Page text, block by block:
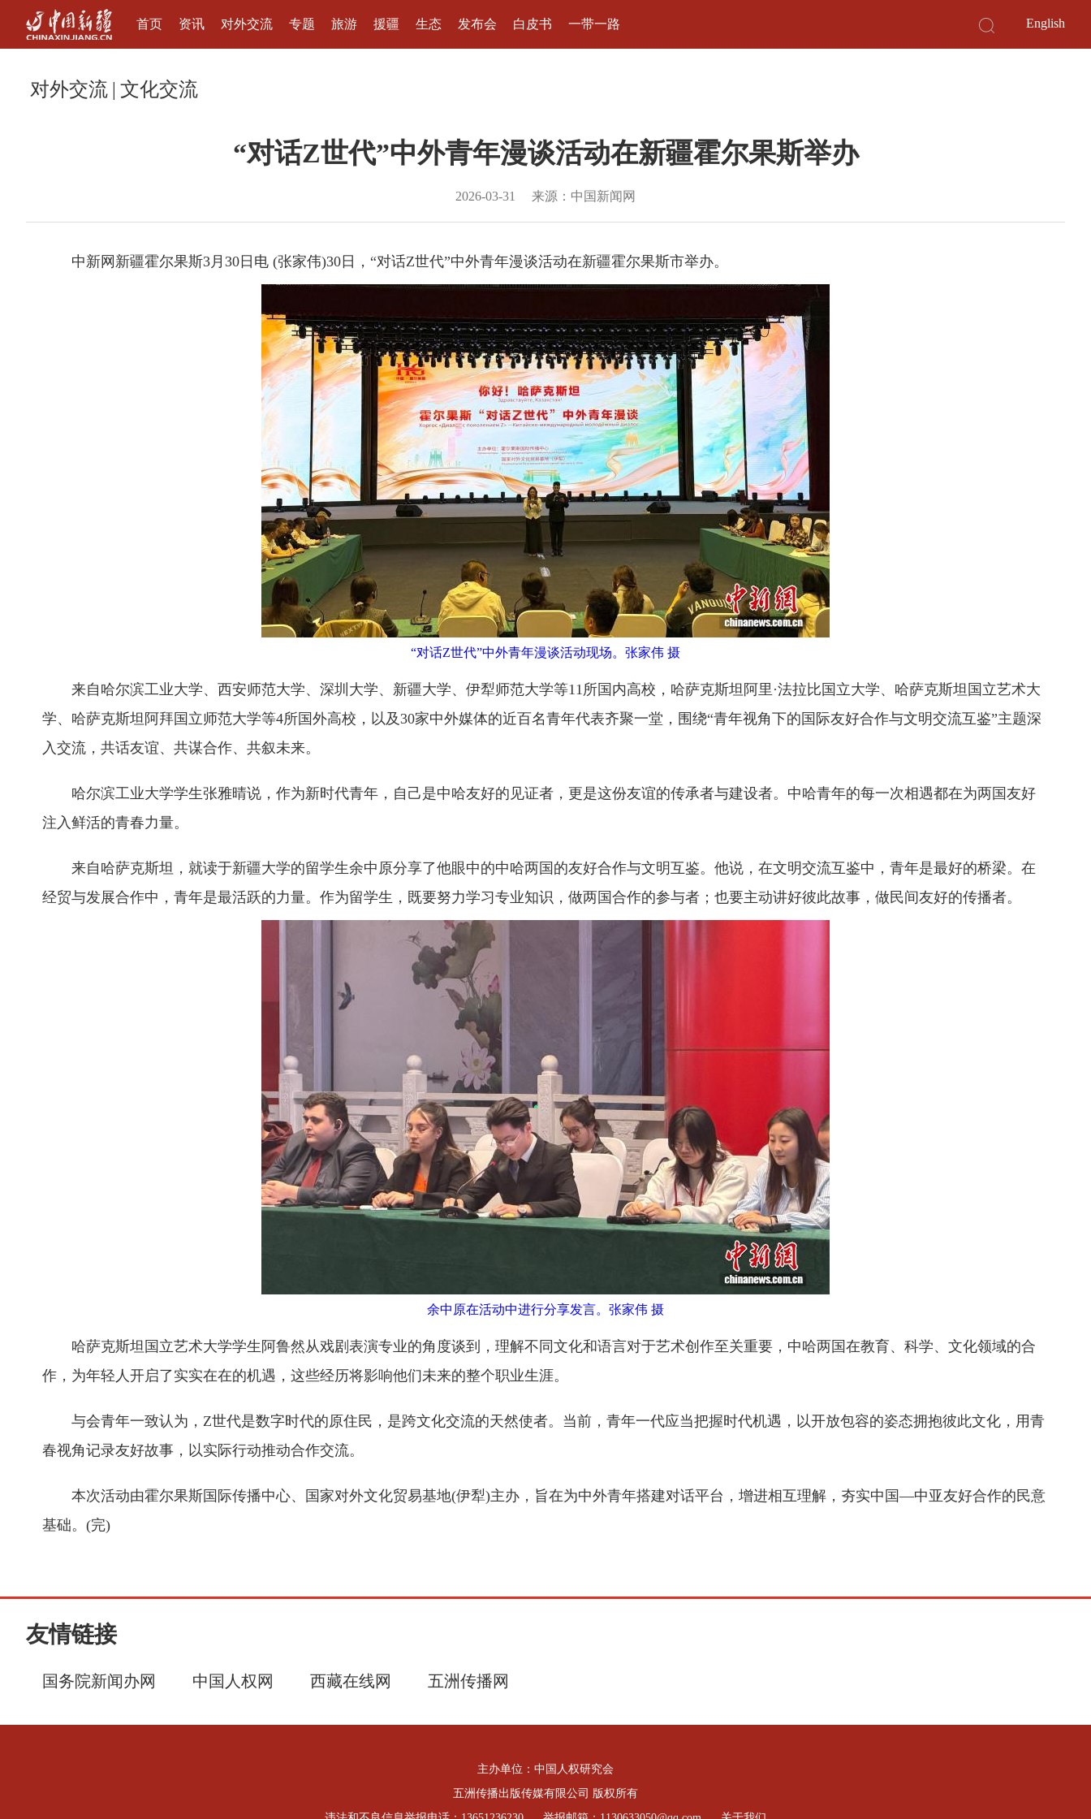
首页 资讯 对外交流 专题 旅游 援疆 生态 发布会 白皮书 一带一路 English
对外交流 | 文化交流
“对话Z世代”中外青年漫谈活动在新疆霍尔果斯举办
2026-03-31 来源：中国新闻网
中新网新疆霍尔果斯3月30日电 (张家伟)30日，“对话Z世代”中外青年漫谈活动在新疆霍尔果斯市举办。
“对话Z世代”中外青年漫谈活动现场。张家伟 摄
来自哈尔滨工业大学、西安师范大学、深圳大学、新疆大学、伊犁师范大学等11所国内高校，哈萨克斯坦阿里·法拉比国立大学、哈萨克斯坦国立艺术大
学、哈萨克斯坦阿拜国立师范大学等4所国外高校，以及30家中外媒体的近百名青年代表齐聚一堂，围绕“青年视角下的国际友好合作与文明交流互鉴”主题深
入交流，共话友谊、共谋合作、共叙未来。
哈尔滨工业大学学生张雅晴说，作为新时代青年，自己是中哈友好的见证者，更是这份友谊的传承者与建设者。中哈青年的每一次相遇都在为两国友好
注入鲜活的青春力量。
来自哈萨克斯坦，就读于新疆大学的留学生余中原分享了他眼中的中哈两国的友好合作与文明互鉴。他说，在文明交流互鉴中，青年是最好的桥梁。在
经贸与发展合作中，青年是最活跃的力量。作为留学生，既要努力学习专业知识，做两国合作的参与者；也要主动讲好彼此故事，做民间友好的传播者。
余中原在活动中进行分享发言。张家伟 摄
哈萨克斯坦国立艺术大学学生阿鲁然从戏剧表演专业的角度谈到，理解不同文化和语言对于艺术创作至关重要，中哈两国在教育、科学、文化领域的合
作，为年轻人开启了实实在在的机遇，这些经历将影响他们未来的整个职业生涯。
与会青年一致认为，Z世代是数字时代的原住民，是跨文化交流的天然使者。当前，青年一代应当把握时代机遇，以开放包容的姿态拥抱彼此文化，用青
春视角记录友好故事，以实际行动推动合作交流。
本次活动由霍尔果斯国际传播中心、国家对外文化贸易基地(伊犁)主办，旨在为中外青年搭建对话平台，增进相互理解，夯实中国—中亚友好合作的民意
基础。(完)
友情链接
国务院新闻办网 中国人权网 西藏在线网 五洲传播网
主办单位：中国人权研究会
五洲传播出版传媒有限公司 版权所有